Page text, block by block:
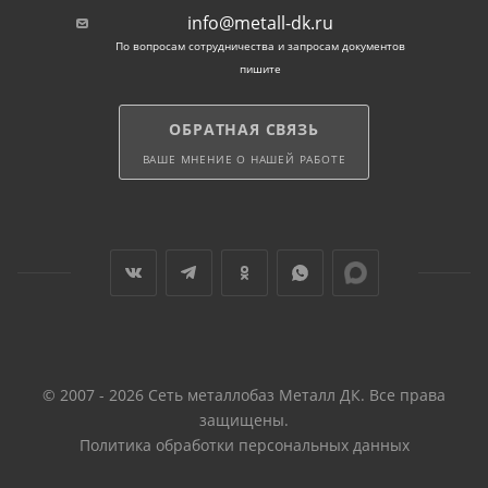
стержням определены ГОСТ: 5781-82 (сталь 1-3
класса), 52544-2006 (металл 3 класса, сварной),
31938-2012 (стандарт для стеклопластикового прутка
info@metall-dk.ru
По вопросам сотрудничества и запросам документов
пишите
ОБРАТНАЯ СВЯЗЬ
ВАШЕ МНЕНИЕ О НАШЕЙ РАБОТЕ
© 2007 - 2026 Сеть металлобаз Металл ДК. Все права
защищены.
Политика обработки персональных данных